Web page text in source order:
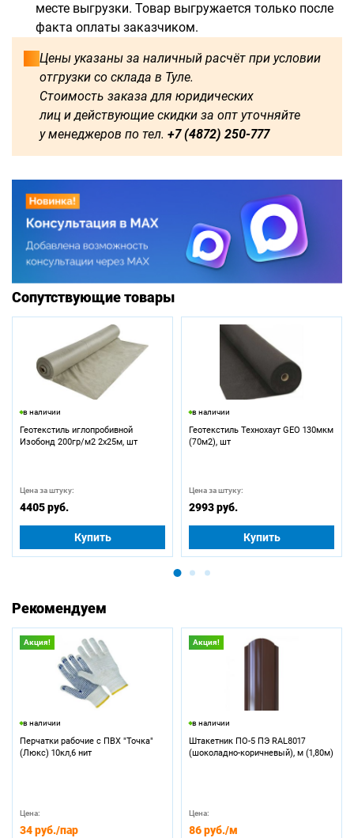
месте выгрузки. Товар выгружается только после
факта оплаты заказчиком.
Цены указаны за наличный расчёт при условии
отгрузки со склада в Туле.
Стоимость заказа для юридических
лиц и действующие скидки за опт уточняйте
у менеджеров по тел. +7 (4872) 250-777
1750 1800 2000 2250
3000 3250
3500 3750 4000 4250
4500 4750 5000 5250
Сопутствующие товары
в наличии
Геотекстиль иглопробивной
Изобонд 200гр/м2 2х25м, шт
Цена за штуку:
4405 руб.
Купить
в наличии
Геотекстиль Технохаут GEO 130мкм
(70м2), шт
Цена за штуку:
2993 руб.
Купить
Рекомендуем
Акция!
в наличии
Перчатки рабочие с ПВХ "Точка"
(Люкс) 10кл,6 нит
Цена:
34 руб./пар
Акция!
в наличии
Штакетник ПО-5 ПЭ RAL8017
(шоколадно-коричневый), м (1,80м)
Цена:
86 руб./м